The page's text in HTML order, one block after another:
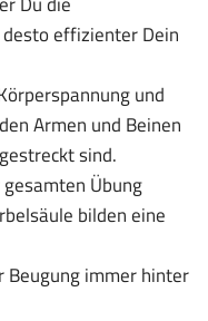
effizienter Dein
und
Armen und Beinen
sind.
Übung
bilden eine
Beugung immer hinter